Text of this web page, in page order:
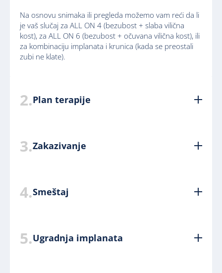
Na osnovu snimaka ili pregleda možemo vam reći da li
je vaš slučaj za ALL ON 4 (bezubost + slaba vilična
kost), za ALL ON 6 (bezubost + očuvana vilična kost), ili
za kombinaciju implanata i krunica (kada se preostali
zubi ne klate).
2.Plan terapije
3.Zakazivanje
4.Smeštaj
5.Ugradnja implanata